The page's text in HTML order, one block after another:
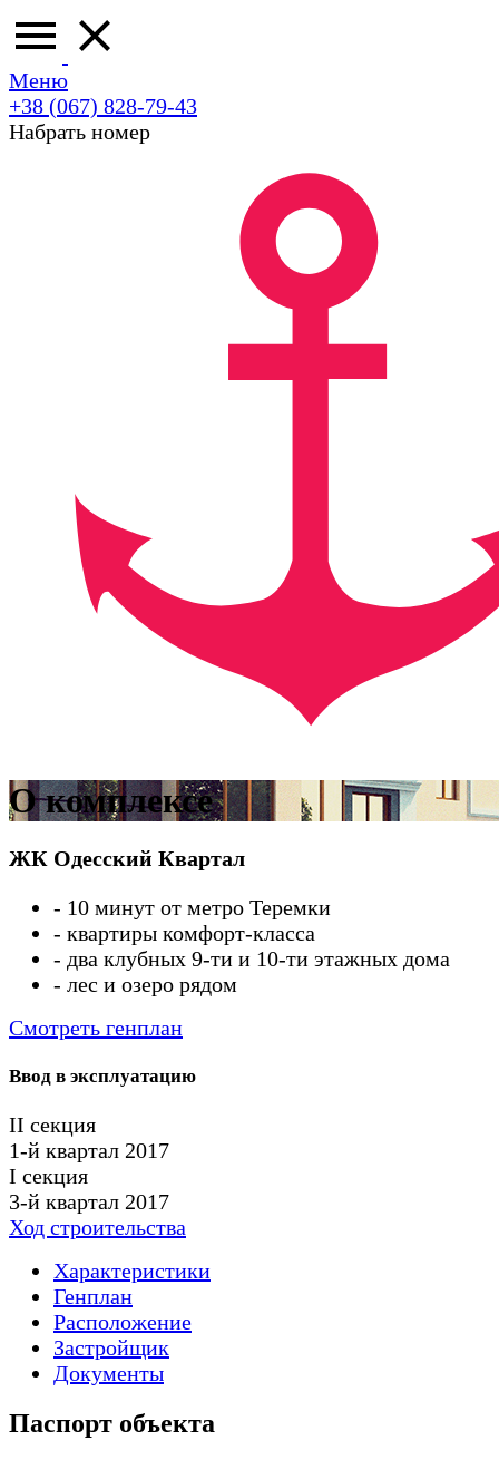
Меню
+38 (067) 828-79-43
Набрать номер
О комплексе
ЖК Одесский Квартал
- 10 минут от метро Теремки
- квартиры комфорт-класса
- два клубных 9-ти и 10-ти этажных дома
- лес и озеро рядом
Смотреть генплан
Ввод в эксплуатацию
II секция
1-й квартал 2017
I секция
3-й квартал 2017
Ход строительства
Характеристики
Генплан
Расположение
Застройщик
Документы
Паспорт объекта